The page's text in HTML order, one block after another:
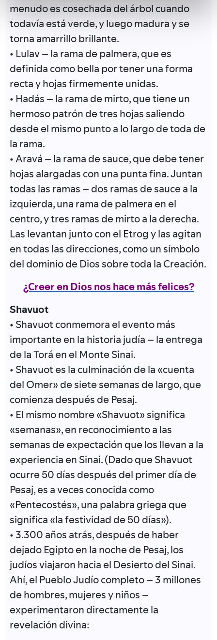
menudo es cosechada del árbol cuando
todavía está verde, y luego madura y se
torna amarrillo brillante.
• Lulav – la rama de palmera, que es
definida como bella por tener una forma
recta y hojas firmemente unidas.
• Hadás – la rama de mirto, que tiene un
hermoso patrón de tres hojas saliendo
desde el mismo punto a lo largo de toda de
la rama.
• Aravá – la rama de sauce, que debe tener
hojas alargadas con una punta fina. Juntan
todas las ramas – dos ramas de sauce a la
izquierda, una rama de palmera en el
centro, y tres ramas de mirto a la derecha.
Las levantan junto con el Etrog y las agitan
en todas las direcciones, como un símbolo
del dominio de Dios sobre toda la Creación.
¿Creer en Dios nos hace más felices?
Shavuot
• Shavuot conmemora el evento más
importante en la historia judía – la entrega
de la Torá en el Monte Sinai.
• Shavuot es la culminación de la «cuenta
del Omer» de siete semanas de largo, que
comienza después de Pesaj.
• El mismo nombre «Shavuot» significa
«semanas», en reconocimiento a las
semanas de expectación que los llevan a la
experiencia en Sinai. (Dado que Shavuot
ocurre 50 días después del primer día de
Pesaj, es a veces conocida como
«Pentecostés», una palabra griega que
significa «la festividad de 50 días»).
• 3.300 años atrás, después de haber
dejado Egipto en la noche de Pesaj, los
judíos viajaron hacia el Desierto del Sinai.
Ahí, el Pueblo Judío completo – 3 millones
de hombres, mujeres y niños –
experimentaron directamente la
revelación divina: